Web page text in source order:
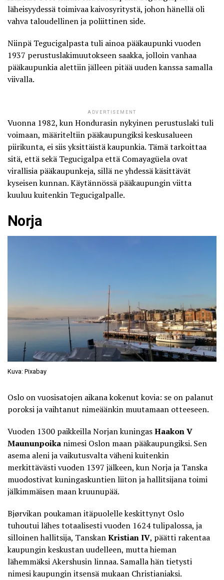
läheisyydessä toimivaa kaivosyritystä, johon hänellä oli
vahva taloudellinen ja poliittinen side.
Niinpä Tegucigalpasta tuli ainoa pääkaupunki vuoden
1937 perustuslakimuutokseen saakka, jolloin vanhaa
pääkaupunkia alettiin jälleen pitää uuden kanssa samalla
viivalla.
ADVERTISEMENT
Vuonna 1982, kun Hondurasin nykyinen perustuslaki tuli
voimaan, määriteltiin pääkaupungiksi keskusalueen
piirikunta, ei siis yksittäistä kaupunkia. Tämä tarkoittaa
sitä, että sekä Tegucigalpa että Comayagüela ovat
virallisia pääkaupunkeja, sillä ne yhdessä käsittävät
kyseisen kunnan. Käytännössä pääkaupungin viitta
kuuluu kuitenkin Tegucigalpalle.
Norja
Kuva: Pixabay
Oslo on vuosisatojen aikana kokenut kovia: se on palanut
poroksi javaihtanut nimeäänkin muutamaan otteeseen.
Vuoden 1300 paikkeilla Norjan kuningasHaakon V
Maununpoika nimesi Oslon maan pääkaupungiksi. Sen
asema aleni ja vaikutusvalta väheni kuitenkin
merkittävästi vuoden 1397 jälkeen, kun Norja ja Tanska
muodostivat kuningaskuntien liiton ja hallitsijana toimi
jälkimmäisen maan kruunupää.
Bjørvikan poukaman itäpuolelle keskittynyt Oslo
tuhoutui lähes totaalisesti vuoden 1624 tulipalossa, ja
silloinen hallitsija, TanskanKristian IV, päätti rakentaa
kaupungin keskustan uudelleen, mutta hieman
lähemmäksi Akershusin linnaa. Samalla hän tietysti
nimesi kaupungin itsensä mukaan Christianiaksi.